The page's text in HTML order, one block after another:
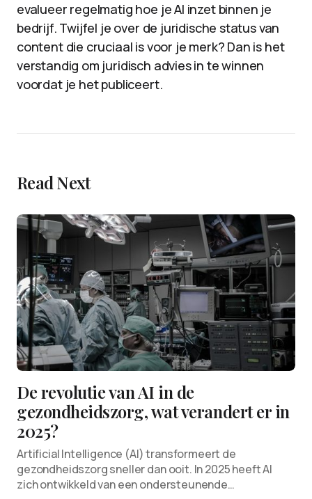
evalueer regelmatig hoe je AI inzet binnen je
bedrijf. Twijfel je over de juridische status van
content die cruciaal is voor je merk? Dan is het
verstandig om juridisch advies in te winnen
voordat je het publiceert.
Read Next
De revolutie van AI in de
gezondheidszorg, wat verandert er in
2025?
Artificial Intelligence (AI) transformeert de
gezondheidszorg sneller dan ooit. In 2025 heeft AI
zich ontwikkeld van een ondersteunende…